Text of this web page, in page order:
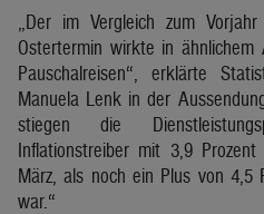
„Der im Vergleich zum
Ostertermin wirkte in ähnlichem
Pauschalreisen“, erklärte
Manuela Lenk in der
stiegen die
Inflationstreiber mit 3,9
März, als noch ein Plus von 4,5
war.“